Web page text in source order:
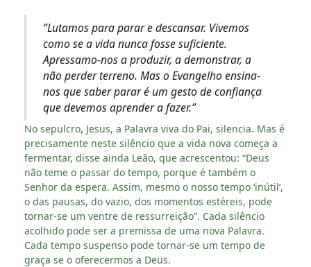
“Lutamos para parar e descansar. Vivemos
como se a vida nunca fosse suficiente.
Apressamo-nos a produzir, a demonstrar, a
não perder terreno. Mas o Evangelho ensina-
nos que saber parar é um gesto de confiança
que devemos aprender a fazer.”
No sepulcro, Jesus, a Palavra viva do Pai, silencia. Mas é
precisamente neste silêncio que a vida nova começa a
fermentar, disse ainda Leão, que acrescentou: “Deus
não teme o passar do tempo, porque é também o
Senhor da espera. Assim, mesmo o nosso tempo ‘inútil’,
o das pausas, do vazio, dos momentos estéreis, pode
tornar-se um ventre de ressurreição”. Cada silêncio
acolhido pode ser a premissa de uma nova Palavra.
Cada tempo suspenso pode tornar-se um tempo de
graça se o oferecermos a Deus.